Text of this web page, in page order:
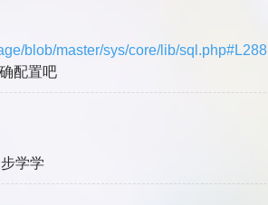
blob/master/sys/core/lib/sql.php#L288
配置吧
学学